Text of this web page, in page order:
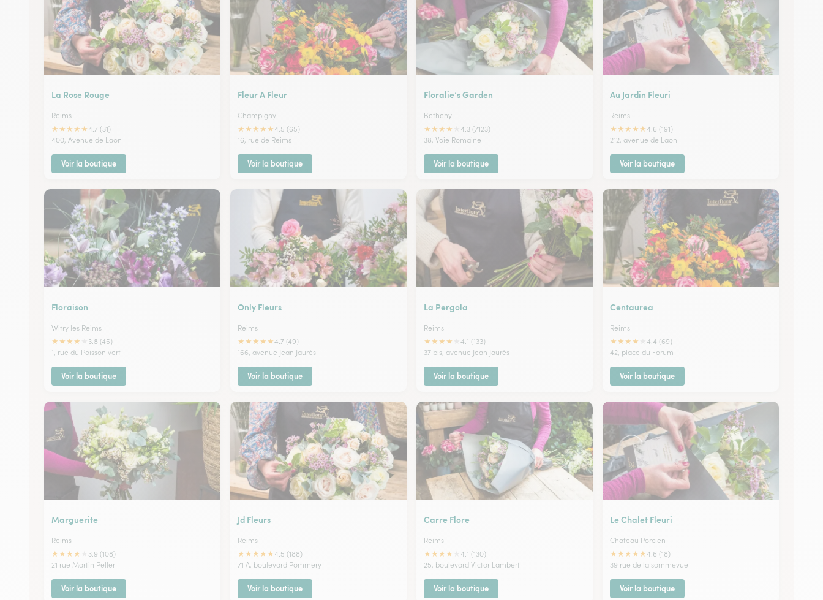
La Rose Rouge
Reims
★★★★★4.7 (31)
400, Avenue de Laon
Voir la boutique
Fleur A Fleur
Champigny
★★★★★4.5 (65)
16, rue de Reims
Voir la boutique
Floralie’s Garden
Betheny
★★★★
4.3 (7123)
38, Voie Romaine
Voir la boutique
Au Jardin Fleuri
Reims
★★★★★4.6 (191)
212, avenue de Laon
Voir la boutique
Floraison
Witry les Reims
★★★★
3.8 (45)
1, rue du Poisson vert
Voir la boutique
Only Fleurs
Reims
★★★★★4.7 (49)
166, avenue Jean Jaurès
Voir la boutique
La Pergola
Reims
★★★★
4.1 (133)
37 bis, avenue Jean Jaurès
Voir la boutique
Centaurea
Reims
★★★★
4.4 (69)
42, place du Forum
Voir la boutique
Marguerite
Reims
★★★★
3.9 (108)
21 rue Martin Peller
Voir la boutique
Jd Fleurs
Reims
★★★★★4.5 (188)
71 A, boulevard Pommery
Voir la boutique
Carre Flore
Reims
★★★★
4.1 (130)
25, boulevard Victor Lambert
Voir la boutique
Le Chalet Fleuri
Chateau Porcien
★★★★★4.6 (18)
39 rue de la sommevue
Voir la boutique